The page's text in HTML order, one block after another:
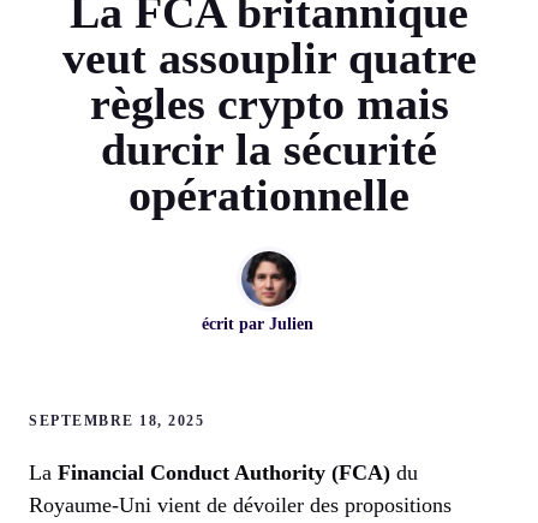
La FCA britannique
veut assouplir quatre
règles crypto mais
durcir la sécurité
opérationnelle
écrit par Julien
SEPTEMBRE 18, 2025
La Financial Conduct Authority (FCA) du
Royaume-Uni vient de dévoiler des propositions